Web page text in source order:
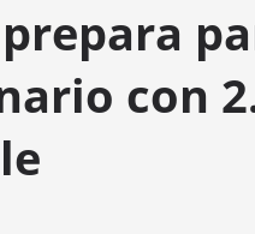
con